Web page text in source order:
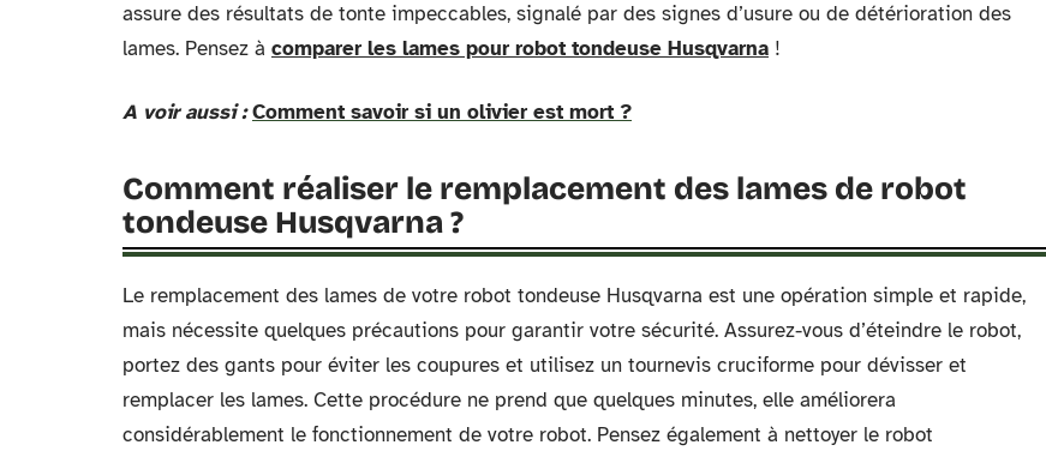
assure des résultats de tonte impeccables, signalé par des signes d’usure ou de détérioration des
lames. Pensez à comparer les lames pour robot tondeuse Husqvarna !
A voir aussi : Comment savoir si un olivier est mort ?
Comment réaliser le remplacement des lames de robot
tondeuse Husqvarna ?
Le remplacement des lames de votre robot tondeuse Husqvarna est une opération simple et rapide,
mais nécessite quelques précautions pour garantir votre sécurité. Assurez-vous d’éteindre le robot,
portez des gants pour éviter les coupures et utilisez un tournevis cruciforme pour dévisser et
remplacer les lames. Cette procédure ne prend que quelques minutes, elle améliorera
considérablement le fonctionnement de votre robot. Pensez également à nettoyer le robot